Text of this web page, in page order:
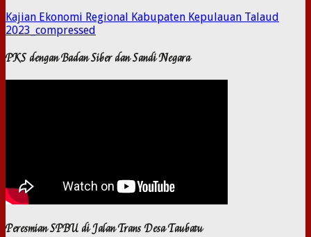
Kajian Ekonomi Regional Kabupaten Kepulauan Talaud
2023_compressed
PKS dengan Badan Siber dan Sandi Negara
Peresmian SPBU di Jalan Trans Desa Taubatu